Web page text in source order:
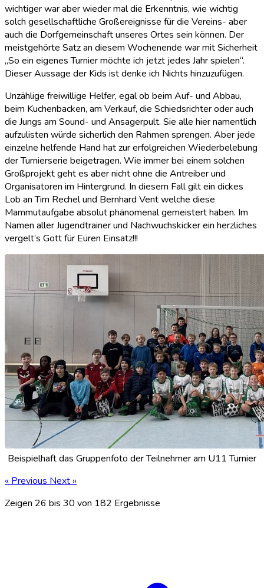
wichtiger war aber wieder mal die Erkenntnis, wie wichtig
solch gesellschaftliche Großereignisse für die Vereins- aber
auch die Dorfgemeinschaft unseres Ortes sein können. Der
meistgehörte Satz an diesem Wochenende war mit Sicherheit
„So ein eigenes Turnier möchte ich jetzt jedes Jahr spielen“.
Dieser Aussage der Kids ist denke ich Nichts hinzuzufügen.
Unzählige freiwillige Helfer, egal ob beim Auf- und Abbau,
beim Kuchenbacken, am Verkauf, die Schiedsrichter oder auch
die Jungs am Sound- und Ansagerpult. Sie alle hier namentlich
aufzulisten würde sicherlich den Rahmen sprengen. Aber jede
einzelne helfende Hand hat zur erfolgreichen Wiederbelebung
der Turnierserie beigetragen. Wie immer bei einem solchen
Großprojekt geht es aber nicht ohne die Antreiber und
Organisatoren im Hintergrund. In diesem Fall gilt ein dickes
Lob an Tim Rechel und Bernhard Vent welche diese
Mammutaufgabe absolut phänomenal gemeistert haben. Im
Namen aller Jugendtrainer und Nachwuchskicker ein herzliches
vergelt’s Gott für Euren Einsatz!!!
Beispielhaft das Gruppenfoto der Teilnehmer am U11 Turnier
« Previous Next »
Zeigen 26 bis 30 von 182 Ergebnisse